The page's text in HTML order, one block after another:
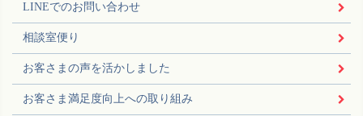
LINEでのお問い合わせ
相談室便り
お客さまの声を活かしました
お客さま満足度向上への取り組み